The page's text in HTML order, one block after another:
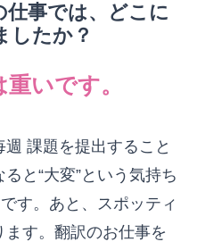
仕事では、どこに
したか？
いです。
課題を提出すること
と“大変”という気持ち
す。あと、スポッティ
す。翻訳のお仕事を